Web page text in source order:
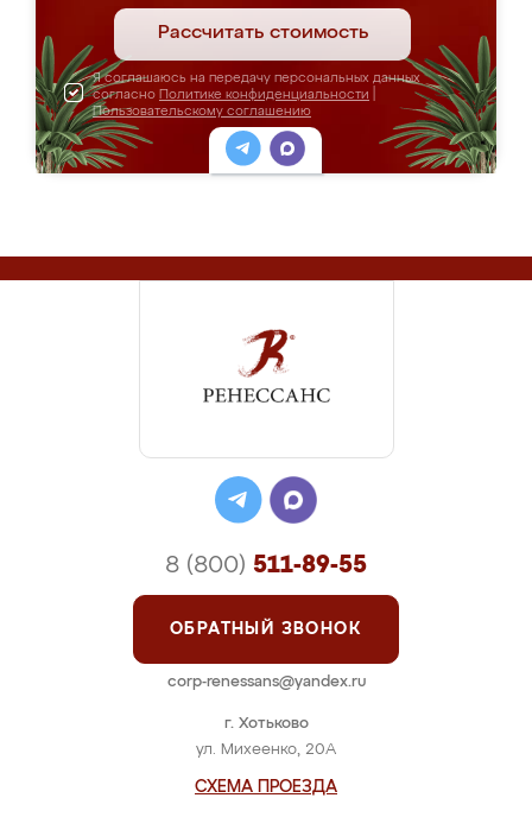
Рассчитать стоимость
Я соглашаюсь на передачу персональных данных
согласно Политике конфиденциальности
Пользовательскому соглашению
г. Хотьково
ул. Михеенко, 20А
СХЕМА ПРОЕЗДА
8 (800) 511-89-55
ОБРАТНЫЙ ЗВОНОК
corp-renessans@yandex.ru